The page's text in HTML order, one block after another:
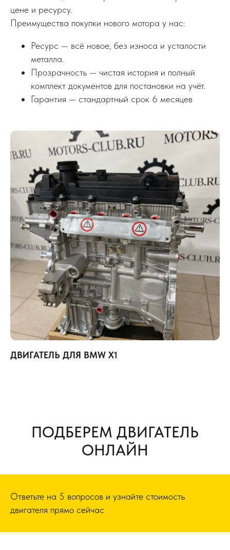
цене и ресурсу.
Преимущества покупки нового мотора у нас:
Ресурс — всё новое, без износа и усталости
металла.
Прозрачность — чистая история и полный
комплект документов для постановки на учёт.
Гарантия — стандартный срок 6 месяцев
ДВИГАТЕЛЬ ДЛЯ BMW X1
ПОДБЕРЕМ ДВИГАТЕЛЬ
ОНЛАЙН
Ответьте на 5 вопросов и узнайте стоимость
двигателя прямо сейчас